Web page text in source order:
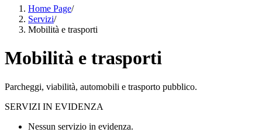
Home Page/
Servizi/
Mobilità e trasporti
Mobilità e trasporti
Parcheggi, viabilità, automobili e trasporto pubblico.
SERVIZI IN EVIDENZA
Nessun servizio in evidenza.